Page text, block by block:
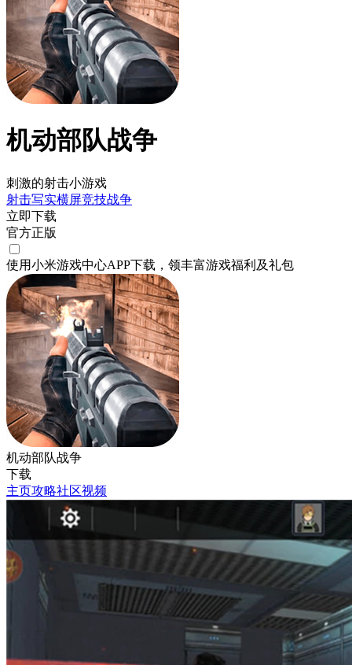
机动部队战争
刺激的射击小游戏
射击写实横屏竞技战争
立即下载
官方正版
使用小米游戏中心APP下载 ，领丰富游戏福利 及礼包
机动部队战争
下载
主页攻略社区视频